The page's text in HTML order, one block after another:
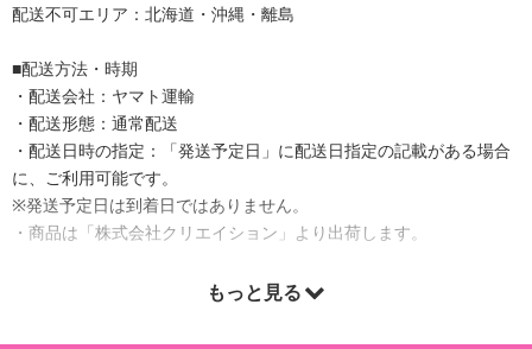
配送不可エリア：北海道・沖縄・離島
■配送方法・時期
・配送会社：ヤマト運輸
・配送形態：通常配送
・配送日時の指定：「発送予定日」に配送日指定の記載がある場合
に、ご利用可能です。
※発送予定日は到着日ではありません。
・商品は「株式会社クリエイション」より出荷します。
もっと見る